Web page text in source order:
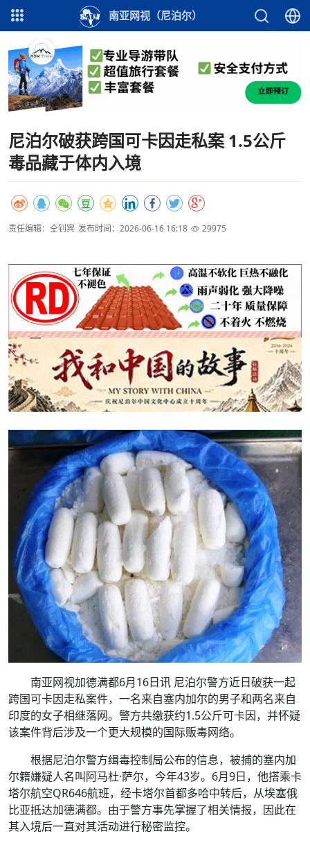
南亚网视（尼泊尔）
尼泊尔破获跨国可卡因走私案 1.5公斤
毒品藏于体内入境
责任编辑：仝钊宾 发布时间：2026-06-16 16:18 29975
南亚网视加德满都6月16日讯 尼泊尔警方近日破获一起
跨国可卡因走私案件，一名来自塞内加尔的男子和两名来自
印度的女子相继落网。警方共缴获约1.5公斤可卡因，并怀疑
该案件背后涉及一个更大规模的国际贩毒网络。
根据尼泊尔警方缉毒控制局公布的信息，被捕的塞内加
尔籍嫌疑人名叫阿马杜·萨尔，今年43岁。6月9日，他搭乘卡
塔尔航空QR646航班，经卡塔尔首都多哈中转后，从埃塞俄
比亚抵达加德满都。由于警方事先掌握了相关情报，因此在
其入境后一直对其活动进行秘密监控。